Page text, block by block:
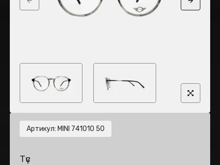
Previous slide Next
Артикул: MINI 741010 50
Түс